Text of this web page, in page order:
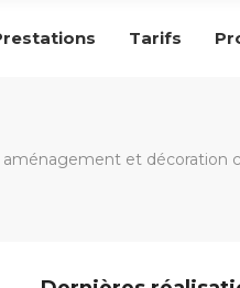
Tarifs
aménagement et décoration